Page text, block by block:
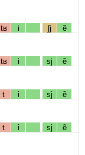
tʁ i ʃj ẽ
tʁ i sj ẽ
t i sj ẽ
t i sj ẽ